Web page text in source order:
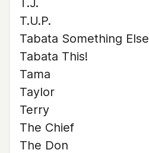
T.J.
T.U.P.
Tabata Something Else
Tabata This!
Tama
Taylor
Terry
The Chief
The Don